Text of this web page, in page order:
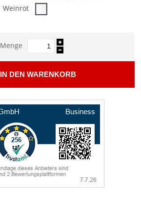
Weinrot
Menge
IN DEN WARENKORB